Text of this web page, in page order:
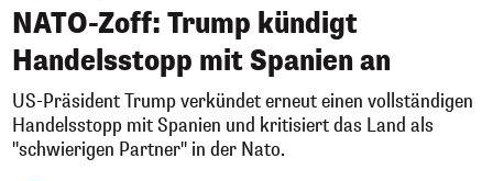
NATO-Zoff: Trump kündigt
Handelsstopp mit Spanien an
US-Präsident Trump verkündet erneut einen vollständigen
Handelsstopp mit Spanien und kritisiert das Land als
"schwierigen Partner" in der Nato.